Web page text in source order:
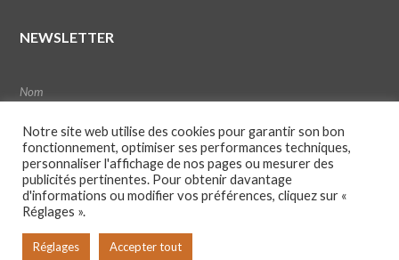
NEWSLETTER
Notre site web utilise des cookies pour garantir son bon
fonctionnement, optimiser ses performances techniques,
personnaliser l'affichage de nos pages ou mesurer des
publicités pertinentes. Pour obtenir davantage
d'informations ou modifier vos préférences, cliquez sur «
Réglages ».
Réglages Accepter tout